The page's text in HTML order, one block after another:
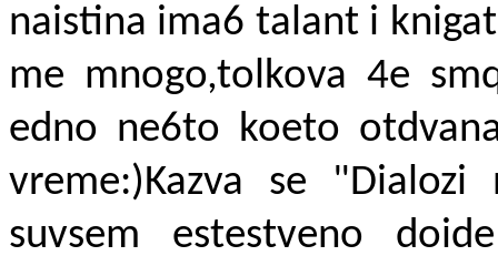
naistina ima6 talant i
me mnogo,tolkova 4e
edno ne6to koeto
vreme:)Kazva se
suvsem estestveno